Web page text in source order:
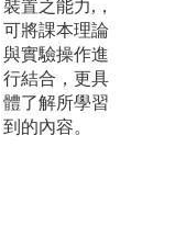
版權:淡江大學
化學系
裝置之能力,，
可將課本理論
與實驗操作進
行結合，更具
體了解所學習
到的內容。